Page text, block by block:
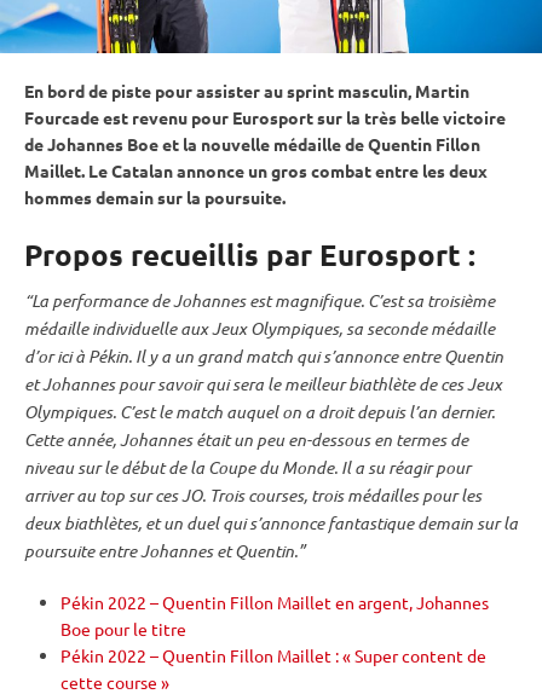
En bord de piste pour assister ausprint masculin, Martin
Fourcade est revenu pour Eurosport sur la très belle victoire
de Johannes Boe et la nouvelle médaille de Quentin Fillon
Maillet. Le Catalan annonce un gros combat entre les deux
hommes demain sur la poursuite.
Propos recueillis par Eurosport :
“La performance de Johannes est magnifique. C’est sa troisième
médaille individuelle auxJeux Olympiques, sa seconde médaille
d’or ici à Pékin. Il y a un grand match qui s’annonce entre Quentin
et Johannes pour savoir qui sera le meilleur biathlète de cesJeux
Olympiques. C’est le match auquel on a droit depuis l’an dernier.
Cette année, Johannes était un peu en-dessous en termes de
niveau sur le début de la Coupe du Monde. Il a su réagir pour
arriver au top sur ces JO. Trois courses, trois médailles pour les
deux biathlètes, et un duel qui s’annonce fantastique demain sur la
poursuiteentre Johannes et Quentin.”
Pékin 2022 – Quentin Fillon Maillet en argent, Johannes
Boe pour le titre
Pékin 2022 – Quentin Fillon Maillet : « Super content de
cette course »